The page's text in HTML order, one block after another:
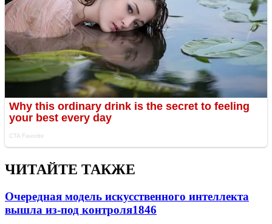
ЧИТАЙТЕ ТАКЖЕ
Очередная модель искусственного интеллекта
вышла из-под контроля1846